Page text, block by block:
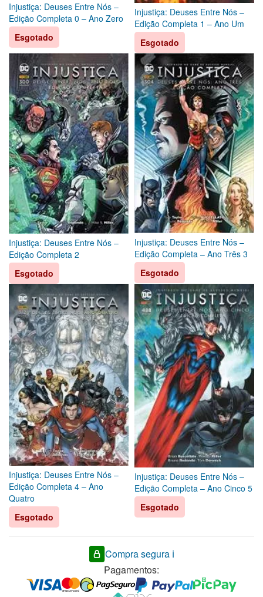
Injustiça: Deuses Entre Nós –
Edição Completa 0 – Ano Zero
Esgotado
Injustiça: Deuses Entre Nós –
Edição Completa 1 – Ano Um
Esgotado
Injustiça: Deuses Entre Nós –
Edição Completa 2
Esgotado
Injustiça: Deuses Entre Nós –
Edição Completa – Ano Três 3
Esgotado
Injustiça: Deuses Entre Nós –
Edição Completa 4 – Ano
Quatro
Esgotado
Injustiça: Deuses Entre Nós –
Edição Completa – Ano Cinco 5
Esgotado
Compra segura ℹ️
Pagamentos: